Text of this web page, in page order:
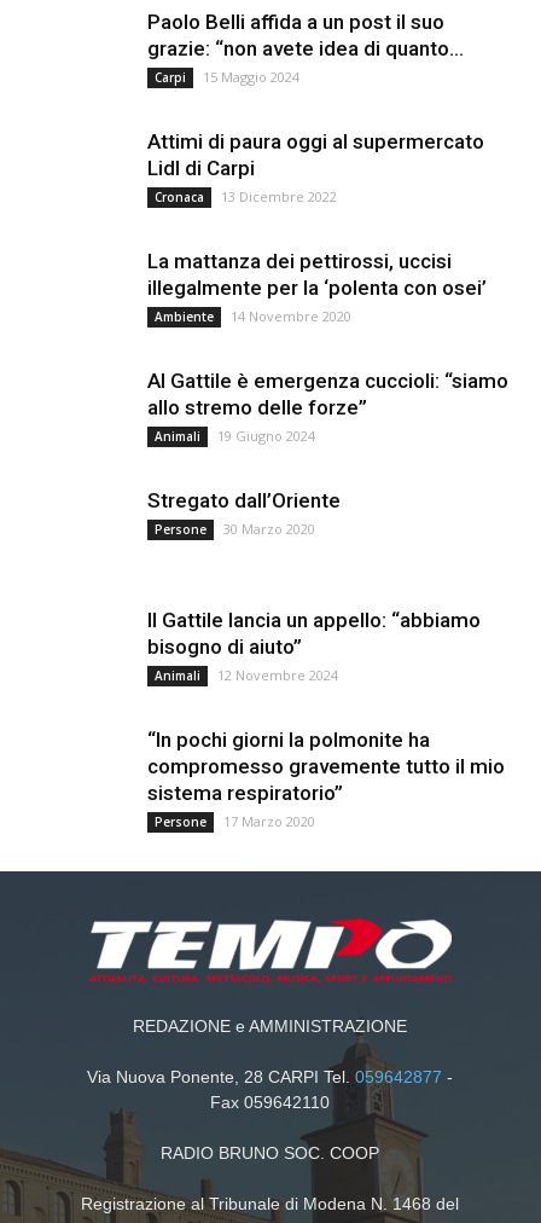
Paolo Belli affida a un post il suo
grazie: “non avete idea di quanto...
Carpi 15 Maggio 2024
Attimi di paura oggi al supermercato
Lidl di Carpi
Cronaca 13 Dicembre 2022
La mattanza dei pettirossi, uccisi
illegalmente per la ‘polenta con osei’
Ambiente 14 Novembre 2020
Al Gattile è emergenza cuccioli: “siamo
allo stremo delle forze”
Animali 19 Giugno 2024
Stregato dall’Oriente
Persone 30 Marzo 2020
Il Gattile lancia un appello: “abbiamo
bisogno di aiuto”
Animali 12 Novembre 2024
“In pochi giorni la polmonite ha
compromesso gravemente tutto il mio
sistema respiratorio”
Persone 17 Marzo 2020
REDAZIONE e AMMINISTRAZIONE
Via Nuova Ponente, 28 CARPI Tel.059642877 -
Fax 059642110
RADIO BRUNO SOC. COOP
Registrazione al Tribunale di Modena N. 1468 del